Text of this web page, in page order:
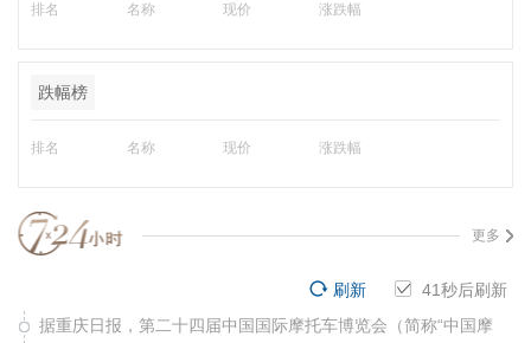
排名 名称 现价 涨跌幅
跌幅榜
排名 名称 现价 涨跌幅
更多
40秒后刷新
刷新
据重庆日报，第二十四届中国国际摩托车博览会（简称“中国摩